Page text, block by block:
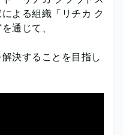
よる組織「リチカ ク
通じて、
決することを目指し